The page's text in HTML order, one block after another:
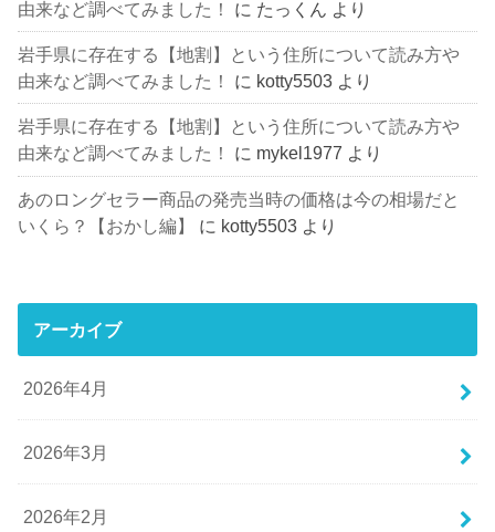
由来など調べてみました！
に たっくん より
岩手県に存在する【地割】という住所について読み方や
由来など調べてみました！
に kotty5503 より
岩手県に存在する【地割】という住所について読み方や
由来など調べてみました！
に mykel1977 より
あのロングセラー商品の発売当時の価格は今の相場だと
いくら？【おかし編】
に kotty5503 より
アーカイブ
2026年4月
2026年3月
2026年2月